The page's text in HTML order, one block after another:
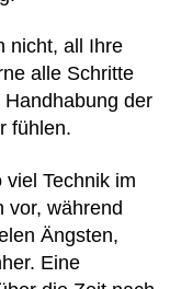
nicht, all Ihre
alle Schritte
der
fühlen.
Technik im
vor, während
Ängsten,
Eine